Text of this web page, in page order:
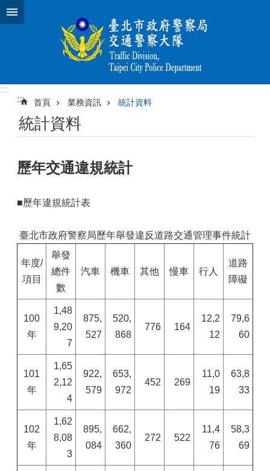
跳到主要內容區塊
:::
:::
首頁 業務資訊 統計資料
統計資料
歷年交通違規統計
■歷年違規統計表
年度/
項目
舉發
總件
數
汽車 機車 其他 慢車 行人
道路
障礙
臺北市政府警察局歷年舉發違反道路交通管理事件統計
100
年
1,48
9,20
7
875,
527
520,
868
776 164
12,2
12
79,6
60
101
年
1,65
2,12
4
922,
579
653,
972
452 269
11,0
19
63,8
33
102
年
1,62
8,08
3
895,
084
662,
360
272 522
11,4
76
58,3
69